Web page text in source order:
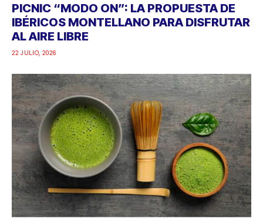
PICNIC “MODO ON”: LA PROPUESTA DE
IBÉRICOS MONTELLANO PARA DISFRUTAR
AL AIRE LIBRE
22 JULIO, 2026